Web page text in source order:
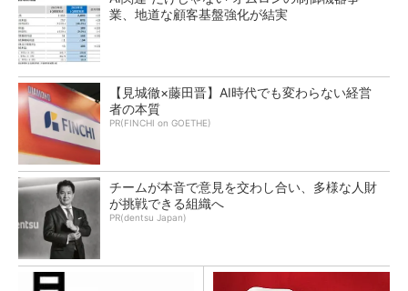
業、地道な顧客基盤強化が結実
【見城徹×藤田晋】AI時代でも変わらない経営
者の本質
PR(FINCHI on GOETHE)
チームが本音で意見を交わし合い、多様な人財
が挑戦できる組織へ
PR(dentsu Japan)